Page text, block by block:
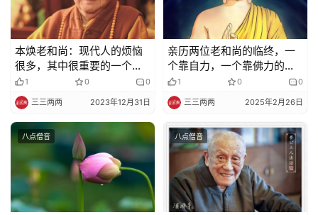
本焕老和尚：现代人的烦恼
很多，其中很重要的一个原
因就是无休止的攀比造成的
1 0 0
三三两两 2023年12月31日
亲历两位老和尚的临终，一
个靠自力，一个靠佛力的区
别1 0 0
三三两两 2025年2月26日
八点僧音 八点僧音